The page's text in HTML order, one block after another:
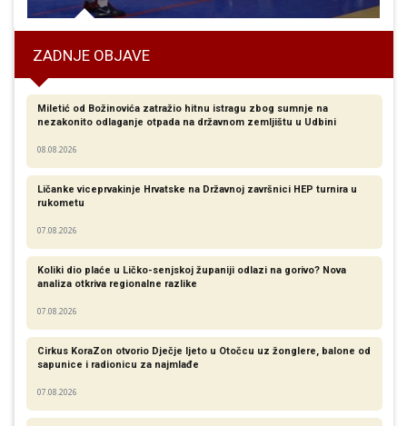
ZADNJE OBJAVE
Miletić od Božinovića zatražio hitnu istragu zbog sumnje na
nezakonito odlaganje otpada na državnom zemljištu u Udbini
08.08.2026
Ličanke viceprvakinje Hrvatske na Državnoj završnici HEP turnira u
rukometu
07.08.2026
Koliki dio plaće u Ličko-senjskoj županiji odlazi na gorivo? Nova
analiza otkriva regionalne razlike​
07.08.2026
Cirkus KoraZon otvorio Dječje ljeto u Otočcu uz žonglere, balone od
sapunice i radionicu za najmlađe
07.08.2026